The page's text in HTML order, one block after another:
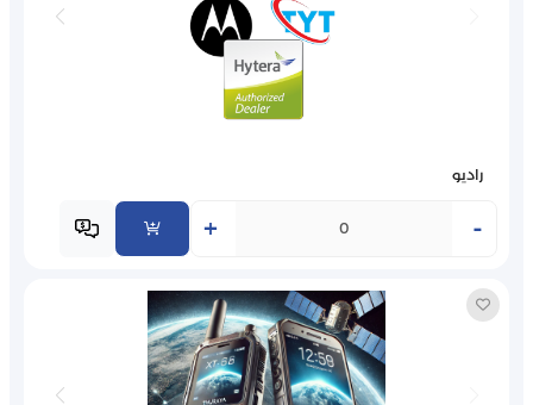
راديو
-
+